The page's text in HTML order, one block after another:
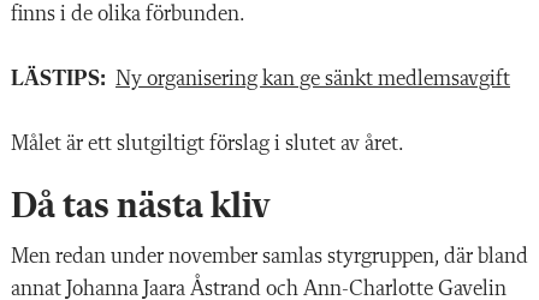
finns i de olika förbunden.
LÄSTIPS: Ny organisering kan ge sänkt medlemsavgift
Målet är ett slutgiltigt förslag i slutet av året.
Då tas nästa kliv
Men redan under november samlas styrgruppen, där bland
annat Johanna Jaara Åstrand och Ann-Charlotte Gavelin